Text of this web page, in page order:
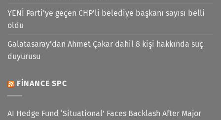
YENİ Parti'ye geçen CHP'li belediye başkanı sayısı belli
oldu
Galatasaray'dan Ahmet Çakar dahil 8 kişi hakkında suç
duyurusu
FINANCE SPC
AI Hedge Fund ‘Situational’ Faces Backlash After Major